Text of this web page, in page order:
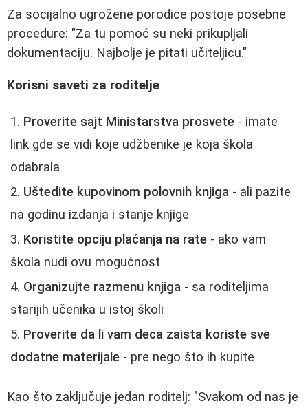
Za socijalno ugrožene porodice postoje posebne
procedure: "Za tu pomoć su neki prikupljali
dokumentaciju. Najbolje je pitati učiteljicu."
Korisni saveti za roditelje
Proverite sajt Ministarstva prosvete - imate
link gde se vidi koje udžbenike je koja škola
odabrala
Uštedite kupovinom polovnih knjiga - ali pazite
na godinu izdanja i stanje knjige
Koristite opciju plaćanja na rate - ako vam
škola nudi ovu mogućnost
Organizujte razmenu knjiga - sa roditeljima
starijih učenika u istoj školi
Proverite da li vam deca zaista koriste sve
dodatne materijale - pre nego što ih kupite
Kao što zaključuje jedan roditelj: "Svakom od nas je